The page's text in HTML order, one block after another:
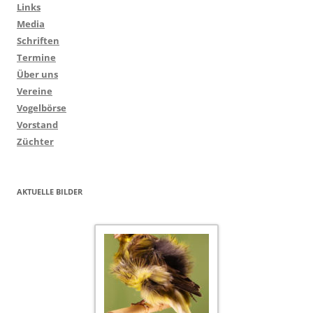
Links
Media
Schriften
Termine
Über uns
Vereine
Vogelbörse
Vorstand
Züchter
AKTUELLE BILDER